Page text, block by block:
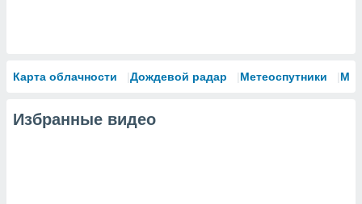
Карта облачности Дождевой радар Метеоспутники
Избранные видео